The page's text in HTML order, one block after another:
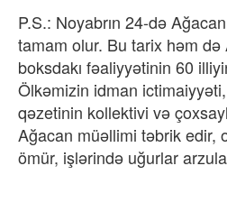
P.S.: Noyabrın 24-də
tamam olur. Bu tarix həm
boksdakı fəaliyyətinin 60
Ölkəmizin idman
qəzetinin kollektivi və
Ağacan müəllimi təbrik edir,
ömür, işlərində uğurlar